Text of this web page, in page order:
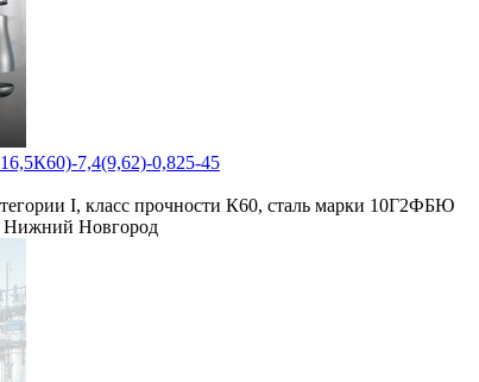
7,4(9,62)-0,825-45
I, класс прочности К60, сталь марки 10Г2ФБЮ
Нижний Новгород